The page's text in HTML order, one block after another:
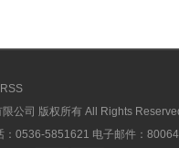
公司 版权所有 All Rights
0536-5851621 电子邮件：